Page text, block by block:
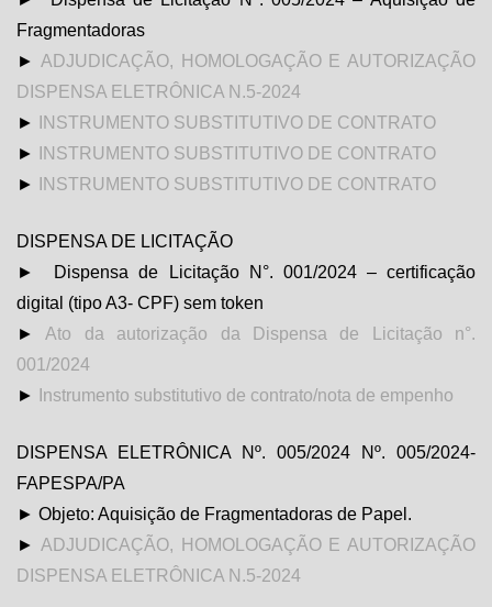
Fragmentadoras
► ADJUDICAÇÃO, HOMOLOGAÇÃO E AUTORIZAÇÃO
DISPENSA ELETRÔNICA N.5-2024
►
INSTRUMENTO SUBSTITUTIVO DE CONTRATO
►
INSTRUMENTO SUBSTITUTIVO DE CONTRATO
►
INSTRUMENTO SUBSTITUTIVO DE CONTRATO
DISPENSA DE LICITAÇÃO
► Dispensa de Licitação N°. 001/2024 – certificação
digital (tipo A3- CPF) sem token
►Ato da autorização da Dispensa de Licitação n°.
001/2024
►
Instrumento substitutivo de contrato/nota de empenho
DISPENSA ELETRÔNICA Nº. 005/2024 Nº. 005/2024-
FAPESPA/PA
► Objeto: Aquisição de Fragmentadoras de Papel.
► ADJUDICAÇÃO, HOMOLOGAÇÃO E AUTORIZAÇÃO
DISPENSA ELETRÔNICA N.5-2024